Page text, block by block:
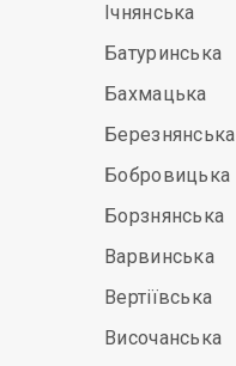
Ічнянська
Батуринська
Бахмацька
Березнянська
Бобровицька
Борзнянська
Варвинська
Вертіївська
Височанська